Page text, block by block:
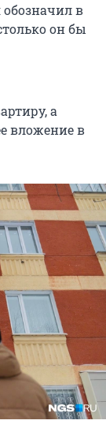
в
он бы
а
вложение в